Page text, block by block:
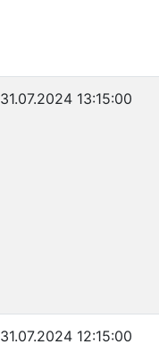
31.07.2024 13:15:00
31.07.2024 12:15:00